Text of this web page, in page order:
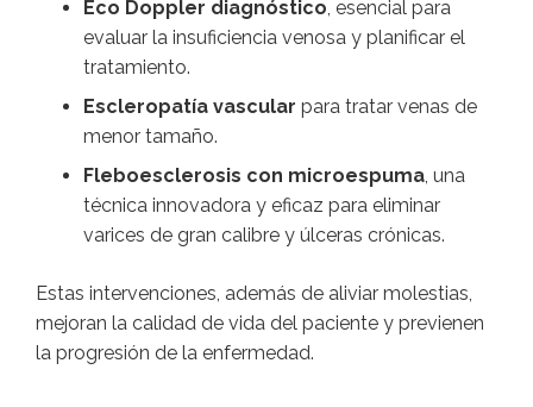
Eco Doppler diagnóstico, esencial para
evaluar la insuficiencia venosa y planificar el
tratamiento.
Escleropatía vascular para tratar venas de
menor tamaño.
Fleboesclerosis con microespuma, una
técnica innovadora y eficaz para eliminar
varices de gran calibre y úlceras crónicas.
Estas intervenciones, además de aliviar molestias,
mejoran la calidad de vida del paciente y previenen
la progresión de la enfermedad.